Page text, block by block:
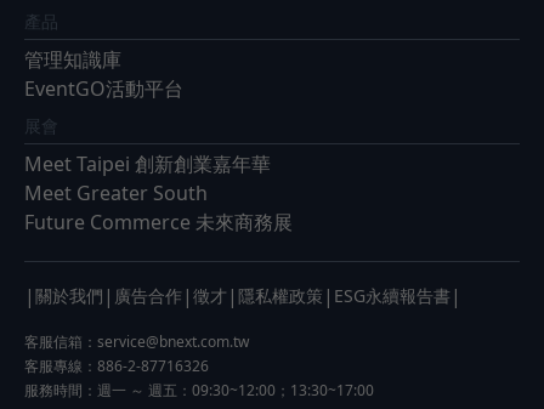
產品
管理知識庫
EventGO活動平台
展會
Meet Taipei 創新創業嘉年華
Meet Greater South
Future Commerce 未來商務展
| 關於我們 | 廣告合作 | 徵才 | 隱私權政策 | ESG永續報告書 |
客服信箱： service@bnext.com.tw
客服專線：886-2-87716326
服務時間：週一 ～ 週五：09:30~12:00；13:30~17:00